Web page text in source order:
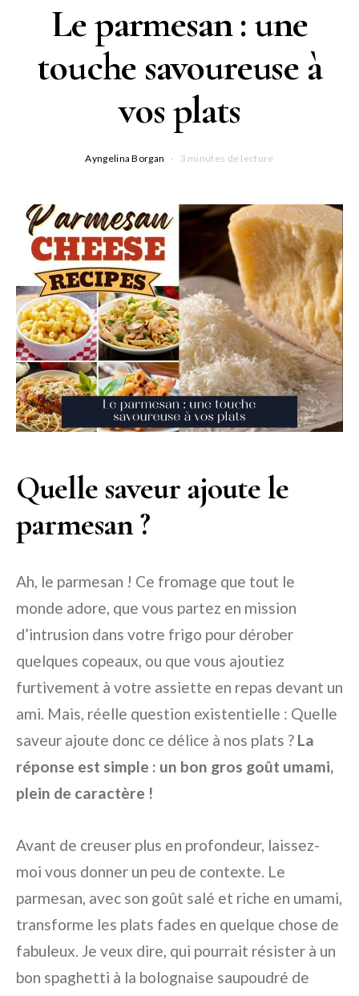
Le parmesan : une
touche savoureuse à
vos plats
Ayngelina Borgan 3 minutes de lecture
Quelle saveur ajoute le
parmesan ?
Ah, le parmesan ! Ce fromage que tout le
monde adore, que vous partez en mission
d’intrusion dans votre frigo pour dérober
quelques copeaux, ou que vous ajoutiez
furtivement à votre assiette en repas devant un
ami. Mais, réelle question existentielle : Quelle
saveur ajoute donc ce délice à nos plats ? La
réponse est simple : un bon gros goût umami,
plein de caractère !
Avant de creuser plus en profondeur, laissez-
moi vous donner un peu de contexte. Le
parmesan, avec son goût salé et riche en umami,
transforme les plats fades en quelque chose de
fabuleux. Je veux dire, qui pourrait résister à un
bon spaghetti à la bolognaise saupoudré de